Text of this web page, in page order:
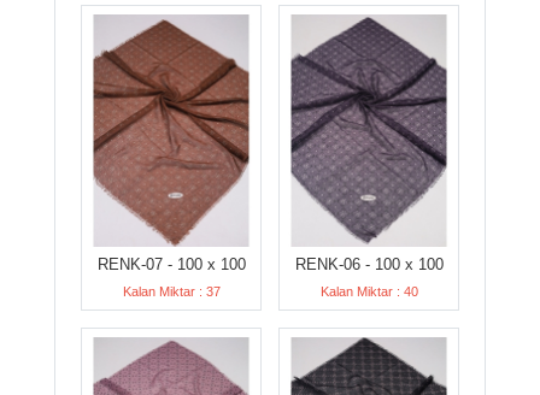
RENK-07 - 100 x 100
Kalan Miktar : 37
RENK-06 - 100 x 100
Kalan Miktar : 40